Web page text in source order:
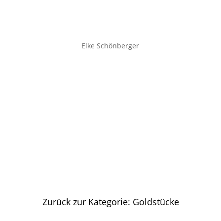
Elke Schönberger
Zurück zur Kategorie: Goldstücke